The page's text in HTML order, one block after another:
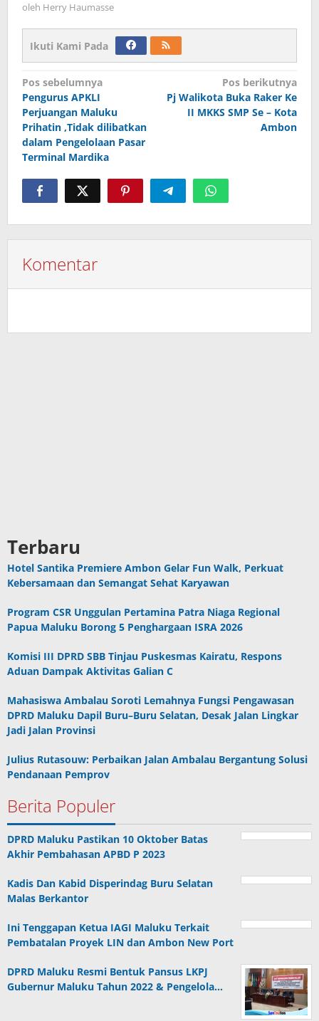
oleh Herry Haumasse
Ikuti Kami Pada
Navigasi
pos
Pos sebelumnya
Pengurus APKLI
Perjuangan Maluku
Prihatin ,Tidak dilibatkan
dalam Pengelolaan Pasar
Terminal Mardika
Pos berikutnya
Pj Walikota Buka Raker Ke
II MKKS SMP Se – Kota
Ambon
Komentar
Terbaru
Hotel Santika Premiere Ambon Gelar Fun Walk, Perkuat
Kebersamaan dan Semangat Sehat Karyawan
Program CSR Unggulan Pertamina Patra Niaga Regional
Papua Maluku Borong 5 Penghargaan ISRA 2026
Komisi III DPRD SBB Tinjau Puskesmas Kairatu, Respons
Aduan Dampak Aktivitas Galian C
Mahasiswa Ambalau Soroti Lemahnya Fungsi Pengawasan
DPRD Maluku Dapil Buru–Buru Selatan, Desak Jalan Lingkar
Jadi Jalan Provinsi
Julius Rutasouw: Perbaikan Jalan Ambalau Bergantung Solusi
Pendanaan Pemprov
Berita Populer
DPRD Maluku Pastikan 10 Oktober Batas
Akhir Pembahasan APBD P 2023
Kadis Dan Kabid Disperindag Buru Selatan
Malas Berkantor
Ini Tenggapan Ketua IAGI Maluku Terkait
Pembatalan Proyek LIN dan Ambon New Port
DPRD Maluku Resmi Bentuk Pansus LKPJ
Gubernur Maluku Tahun 2022 & Pengelola…